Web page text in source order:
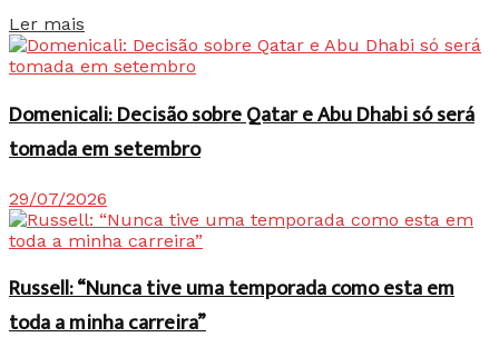
Ler mais
Domenicali: Decisão sobre Qatar e Abu Dhabi só será
tomada em setembro
29/07/2026
Russell: “Nunca tive uma temporada como esta em
toda a minha carreira”